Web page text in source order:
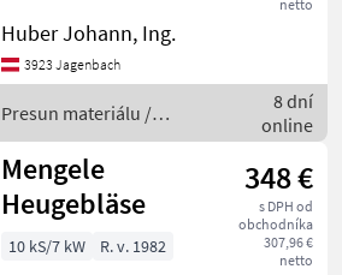
netto
von der Traktorhydraulik
geeignet für Heckanbau bei
Kippergosse ; Länge 1, 9, m
Huber Johann, Ing.
3923 Jagenbach
Presun materiálu /
Sonstige
8 dní
online
Mengele
Heugebläse
348 €
s DPH od
obchodníka
307,96 €
netto
10 kS/7 kW
R. v. 1982